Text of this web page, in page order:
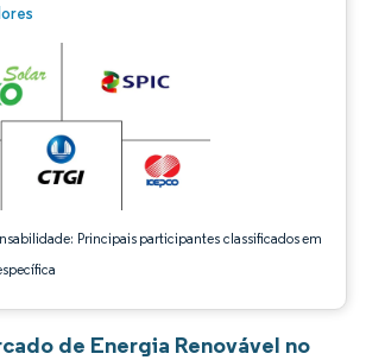
Principais participantes classificados em
O reuso requer atribuição conforme CC BY 4.0.
de Energia Renovável no